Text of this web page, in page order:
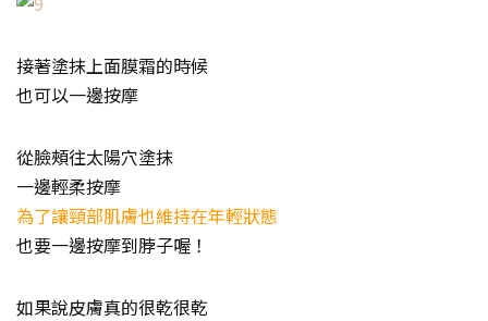
接著塗抹上面膜霜的時候
也可以一邊按摩
從臉頰往太陽穴塗抹
一邊輕柔按摩
為了讓頸部肌膚也維持在年輕狀態
也要一邊按摩到脖子喔！
如果說皮膚真的很乾很乾